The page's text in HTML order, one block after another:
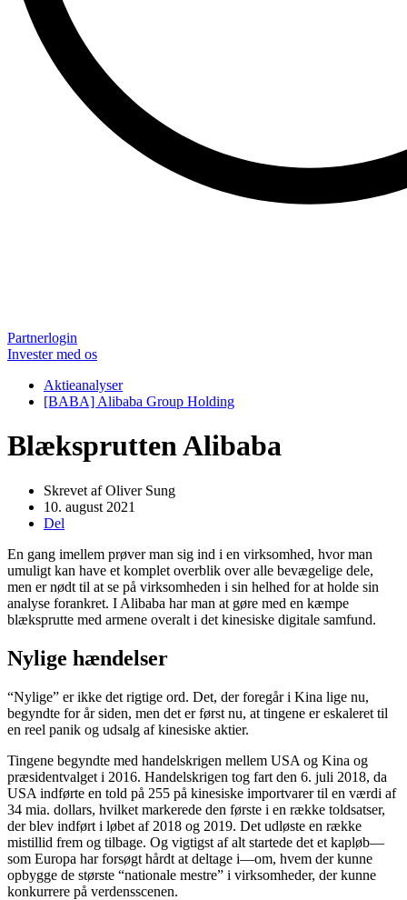
Partnerlogin
Invester med os
Aktieanalyser
[BABA] Alibaba Group Holding
Blæksprutten Alibaba
Skrevet afOliver Sung
10. august 2021
Del
En gang imellem prøver man sig ind i en virksomhed, hvor man
umuligt kan have et komplet overblik over alle bevægelige dele,
men er nødt til at se på virksomheden i sin helhed for at holde sin
analyse forankret. I Alibaba har man at gøre med en kæmpe
blæksprutte med armene overalt i det kinesiske digitale samfund.
Nylige hændelser
“Nylige” er ikke det rigtige ord. Det, der foregår i Kina lige nu,
begyndte for år siden, men det er først nu, at tingene er eskaleret til
en reel panik og udsalg af kinesiske aktier.
Tingene begyndte med handelskrigen mellem USA og Kina og
præsidentvalget i 2016. Handelskrigen tog fart den 6. juli 2018, da
USA indførte en told på 255 på kinesiske importvarer til en værdi af
34 mia. dollars, hvilket markerede den første i en række toldsatser,
der blev indført i løbet af 2018 og 2019. Det udløste en række
mistillid frem og tilbage. Og vigtigst af alt startede det et kapløb—
som Europa har forsøgt hårdt at deltage i—om, hvem der kunne
opbygge de største “nationale mestre” i virksomheder, der kunne
konkurrere på verdensscenen.